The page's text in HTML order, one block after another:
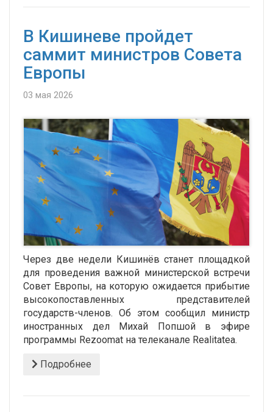
В Кишиневе пройдет
саммит министров Совета
Европы
03 мая 2026
Через две недели Кишинёв станет площадкой
для проведения важной министерской встречи
Совет Европы, на которую ожидается прибытие
высокопоставленных представителей
государств-членов. Об этом сообщил министр
иностранных дел Михай Попшой в эфире
программы Rezoomat на телеканале Realitatea.
Подробнее